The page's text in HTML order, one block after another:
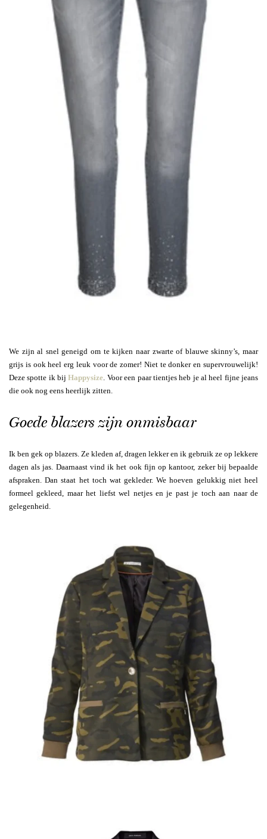
We zijn al snel geneigd om te kijken naar zwarte of blauwe skinny’s, maar
grijs is ook heel erg leuk voor de zomer! Niet te donker en supervrouwelijk!
Deze spotte ik bijHappysize. Voor een paar tientjes heb je al heel fijne jeans
die ook nog eens heerlijk zitten.
Goede blazers zijn onmisbaar
Ik ben gek op blazers. Ze kleden af, dragen lekker en ik gebruik ze op lekkere
dagen als jas. Daarnaast vind ik het ook fijn op kantoor, zeker bij bepaalde
afspraken. Dan staat het toch wat gekleder. We hoeven gelukkig niet heel
formeel gekleed, maar het liefst wel netjes en je past je toch aan naar de
gelegenheid.